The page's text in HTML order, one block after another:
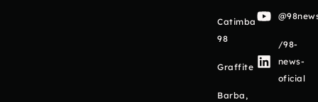
Catimba
98
Graffite
Barba,
/98-
news-
oficial